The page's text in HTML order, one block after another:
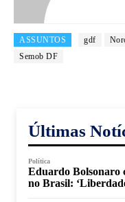
ASSUNTOS gdf
Semob DF
Últimas
Política
Eduardo Bolsonaro
no Brasil: